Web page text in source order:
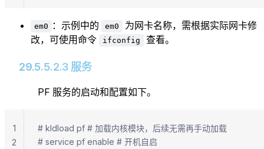
em0 ：示例中的 em0
为网卡名称，需根据实际网卡修
改，可使用命令
ifconfig 查看。
29.5.5.2.3 服务
PF 服务的启动和配置如下。
# kldload pf # 加载内核模块，后续无需再手动加载
# service pf enable # 开机自启
1
2